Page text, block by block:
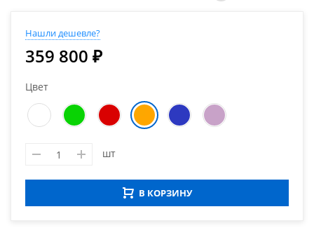
Нашли дешевле?
359 800 ₽
Цвет
шт
В КОРЗИНУ